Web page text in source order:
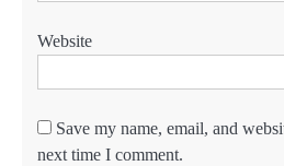
Website
Save my name, email, and
next time I comment.